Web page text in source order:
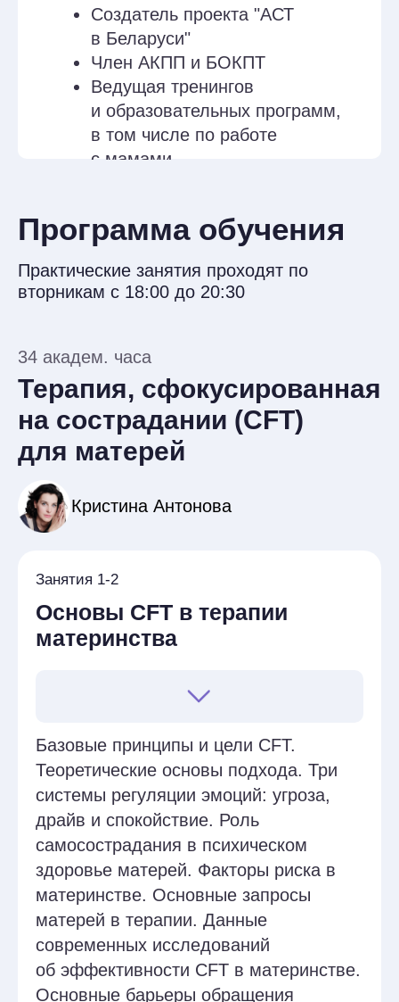
Гилберту. Знакомство с концепцией
самосострадания Кристин Нефф. Три
компонента самосострадания:
любящая доброта, общность
человеческих переживаний и
майндфулнес. Знакомство с практикой
“Безопасное место”. Особенности и
рекомендации по адаптации практики
техник в материнстве. Развитие
любящей доброты у матерей.
Создание образа Сострадательного Я.
Особенности и ограничения
сострадательных техник у матерей.
использованы в терапии матерей.
Занятие 7
Интеграция CFT
в терапевтическую практику
Подготовка кейсов из практики
применения методов CFT
в материнстве. Групповая рефлексия
в свою практику. Групповая
кейсов.
Терапия принятия
и ответственности (АСТ)
для матерей
38 академ. часов
Занятие 1